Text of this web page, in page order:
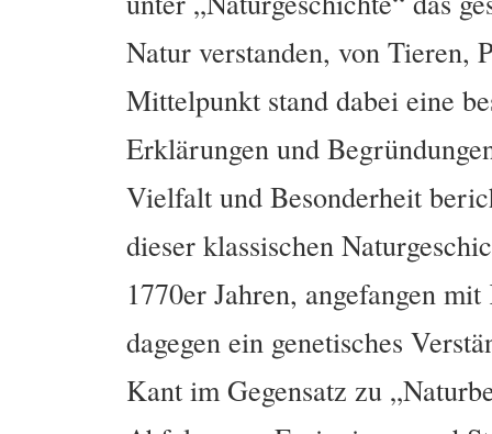
Natur verstanden, von Tieren,
Mittelpunkt stand dabei eine
Erklärungen und
Vielfalt und Besonderheit
dieser klassischen
1770er Jahren, angefangen
dagegen ein genetisches
Kant im Gegensatz zu